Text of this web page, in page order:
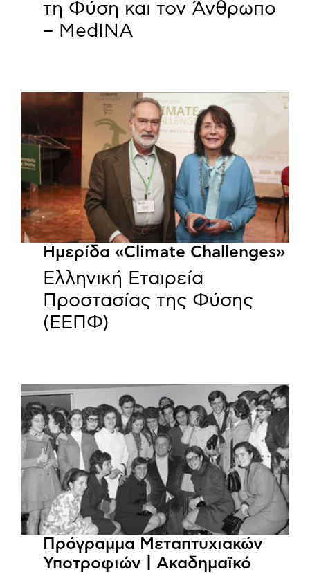
τη Φύση και τον Άνθρωπο
– MedINA
Ημερίδα «Climate Challenges»
Ελληνική Εταιρεία
Προστασίας της Φύσης
(ΕΕΠΦ)
Πρόγραμμα Μεταπτυχιακών
Υποτροφιών | Ακαδημαϊκό